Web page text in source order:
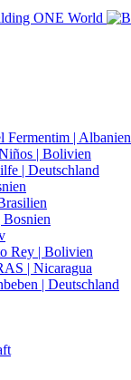
Fermentim | Albanien
| Bolivien
| Deutschland
Bosnien
Rey | Bolivien
| Nicaragua
| Deutschland